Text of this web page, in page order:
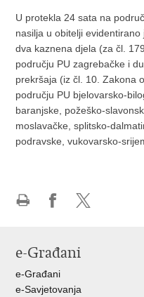
U protekla 24 sata na
nasilja u obitelji evidentirano
dva kaznena djela (za čl.
području PU zagrebačke i
prekršaja (iz čl. 10. Zakona
području PU bjelovarsko-
baranjske, požeško-
moslavačke, splitsko-
podravske, vukovarsko-
Facebooku
X-
e-Građani
e-Građani
e-Savjetovanja